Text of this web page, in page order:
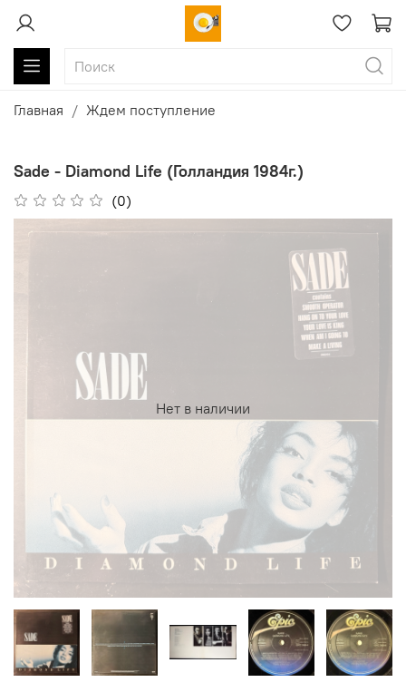
Главная Ждем поступление
Sade - Diamond Life (Голландия 1984г.)
(0)
Нет в наличии